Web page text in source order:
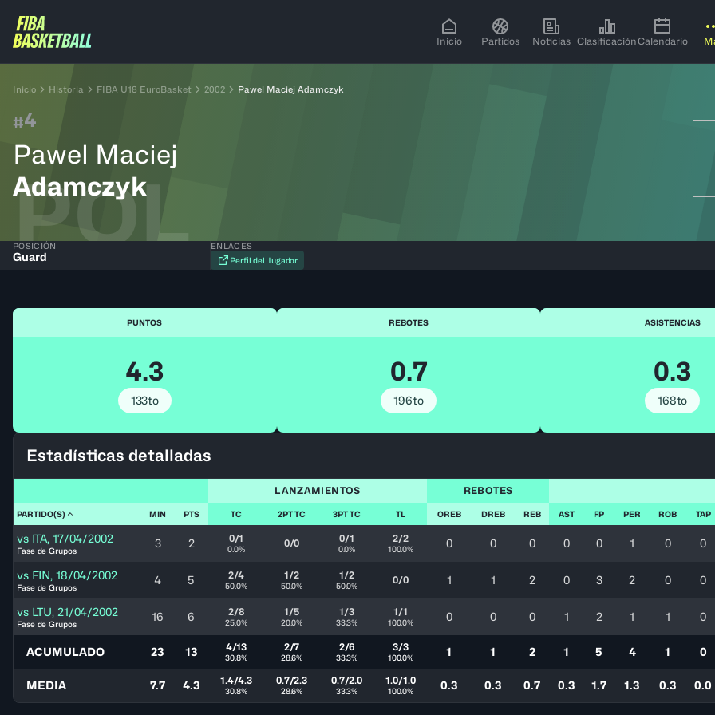
Inicio Partidos Noticias ClasificaciónCalendario
Inicio Historia FIBA U18 EuroBasket 2002 Pawel Maciej Adamczyk
#4
Pawel Maciej
Adamczyk
POL
POSICIÓN
Guard
ENLACES
Perfil del Jugador
PUNTOS
4.3
133to
REBOTES
0.7
196to
ASISTENCIAS
0.3
168to
Estadísticas detalladas
LANZAMIENTOS REBOTES
PARTIDO(S) MIN PTS TC 2PT TC 3PT TC TL OREB DREB REB AST FP PER ROB TAP
vs ITA, 17/04/2002
Fase de Grupos
3 2 0/1
0.0% 0/0 0/1
0.0%
2/2
100.0% 0 0 0 0 0 1 0 0
vs FIN, 18/04/2002
Fase de Grupos
4 5 2/4
50.0%
1/2
50.0%
1/2
50.0% 0/0 1 1 2 0 3 2 0 0
vs LTU, 21/04/2002
Fase de Grupos
16 6 2/8
25.0%
1/5
20.0%
1/3
33.3%
1/1
100.0% 0 0 0 1 2 1 1 0
ACUMULADO 23 13 4/13
30.8%
2/7
28.6%
2/6
33.3%
3/3
100.0% 1 1 2 1 5 4 1 0
MEDIA 7.7 4.3 1.4/4.3
30.8%
0.7/2.3
28.6%
0.7/2.0
33.3%
1.0/1.0
100.0% 0.3 0.3 0.7 0.3 1.7 1.3 0.3 0.0